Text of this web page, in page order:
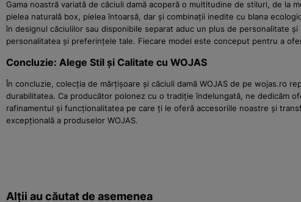
Gama noastră variată de căciuli damă acoperă o multitudine de stiluri, de
pielea naturală box, pielea întoarsă, dar și combinații inedite cu blana
în designul căciulilor sau disponibile separat aduc un plus de personalitate
personalitatea și preferințele tale. Fiecare model este conceput pentru a
Concluzie: Alege Stil și Calitate cu WOJAS
În concluzie, colecția de mărțișoare și căciuli damă WOJAS de pe wojas.ro
durabilitatea. Ca producător polonez cu o tradiție îndelungată, ne dedicăm
rafinamentul și funcționalitatea pe care ți le oferă accesoriile noastre și
excepțională a produselor WOJAS.
Alții au căutat de asemenea